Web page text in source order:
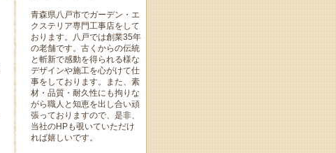
青森県八戸市でガーデン・エ
クステリア専門工事店をして
おります。八戸では創業35年
の老舗です。古くからの伝統
と斬新で感動を得られる様な
デザインや施工を心がけて仕
事をしております。また、素
材・品質・耐久性にも拘りな
がら職人と知恵を出し合い頑
張っておりますので、是非、
当社のHPも覗いていただけ
れば嬉しいです。